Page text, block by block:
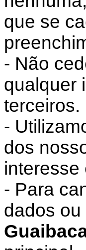
que se
- Não
qualquer
terceiros.
-
dos
interesse
- Para
dados